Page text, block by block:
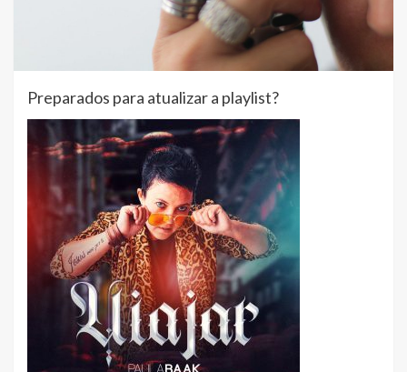
Preparados para atualizar a playlist?